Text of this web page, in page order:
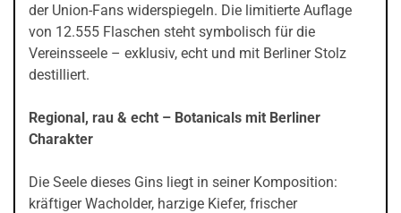
der Union-Fans widerspiegeln. Die limitierte Auflage
von 12.555 Flaschen steht symbolisch für die
Vereinsseele – exklusiv, echt und mit Berliner Stolz
destilliert.
Regional, rau & echt – Botanicals mit Berliner
Charakter
Die Seele dieses Gins liegt in seiner Komposition:
kräftiger Wacholder, harzige Kiefer, frischer